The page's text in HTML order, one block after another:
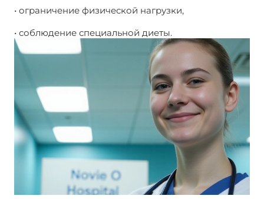
• ограничение физической нагрузки,
• соблюдение специальной диеты.